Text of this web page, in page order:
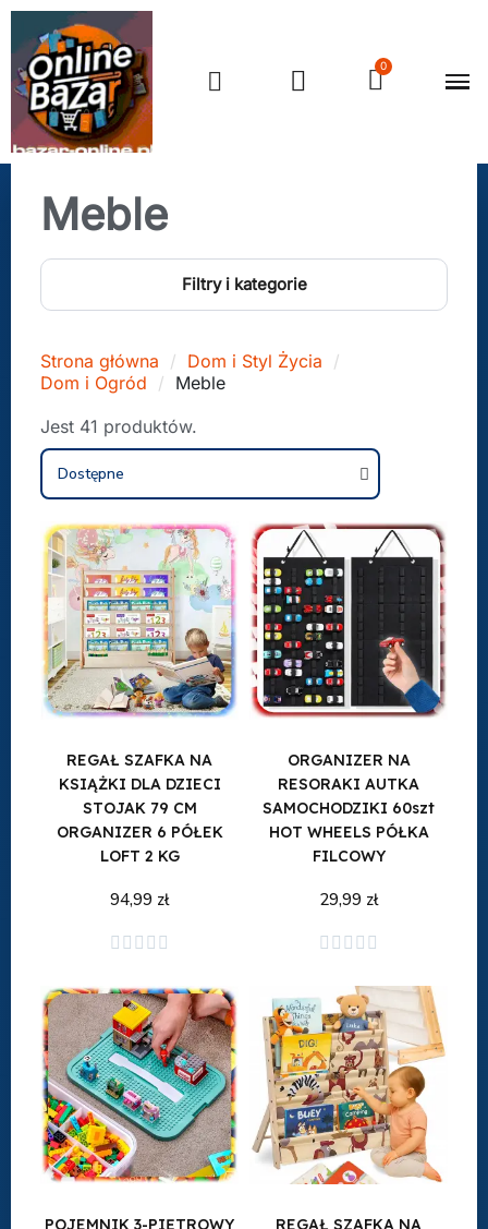
Meble
Filtry i kategorie
Strona główna
Dom i Styl Życia
Dom i Ogród
Meble
Jest 41 produktów.
REGAŁ SZAFKA NA
KSIĄŻKI DLA DZIECI
STOJAK 79 CM
ORGANIZER 6 PÓŁEK
LOFT 2 KG
94,99 zł
    
Dodaj do koszyka
ORGANIZER NA
RESORAKI AUTKA
SAMOCHODZIKI 60szt
HOT WHEELS PÓŁKA
FILCOWY
29,99 zł
    
Dodaj do koszyka
POJEMNIK 3-PIĘTROWY
REGAŁ SZAFKA NA